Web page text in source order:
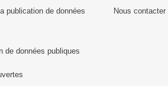
publication de données
de données publiques
Nous contacter